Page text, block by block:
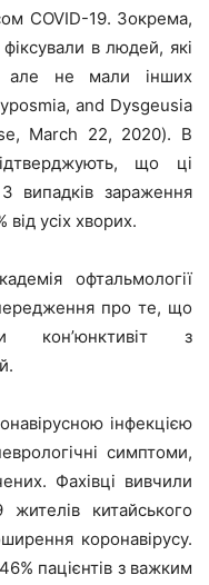
COVID-19. Зокрема,
фіксували в людей, які
але не мали інших
and Dysgeusia
March 22, 2020). В
що ці
випадків зараження
від усіх хворих.
офтальмології
про те, що
кон’юнктивіт з
інфекцією
симптоми,
Фахівці вивчили
китайського
коронавірусу.
пацієнтів з важким